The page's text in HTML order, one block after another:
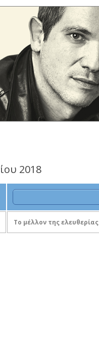
2018
Το μέλλον της ελευθερίας